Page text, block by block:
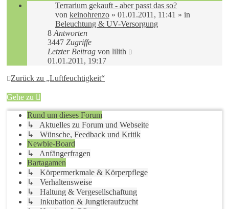
Terrarium gekauft - aber passt das so?
von keinohrenzo » 01.01.2011, 11:41 » in
Beleuchtung & UV-Versorgung
8 Antworten
3447 Zugriffe
Letzter Beitrag von lilith
01.01.2011, 19:17
Zurück zu „Luftfeuchtigkeit“
Gehe zu
Rund um dieses Forum
↳ Aktuelles zu Forum und Webseite
↳ Wünsche, Feedback und Kritik
Newbie-Board
↳ Anfängerfragen
Bartagamen
↳ Körpermerkmale & Körperpflege
↳ Verhaltensweise
↳ Haltung & Vergesellschaftung
↳ Inkubation & Jungtieraufzucht